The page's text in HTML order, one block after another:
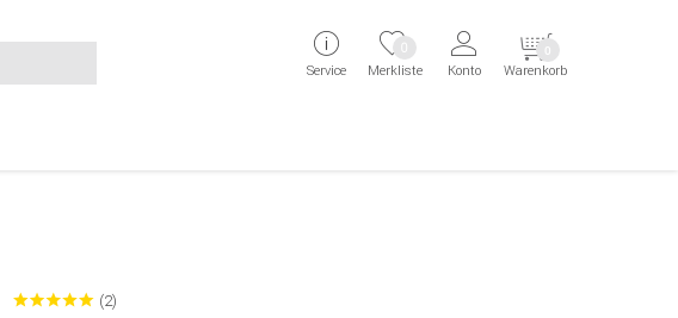
Service Merkliste
0
Konto Warenkorb
0
(2)